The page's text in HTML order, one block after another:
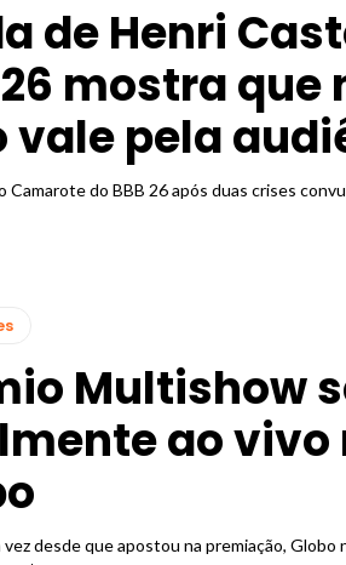
de Henri
26 mostra que
vale pela
Camarote do BBB 26 após duas crises
Multishow
ao vivo
vez desde que apostou na premiação, Globo